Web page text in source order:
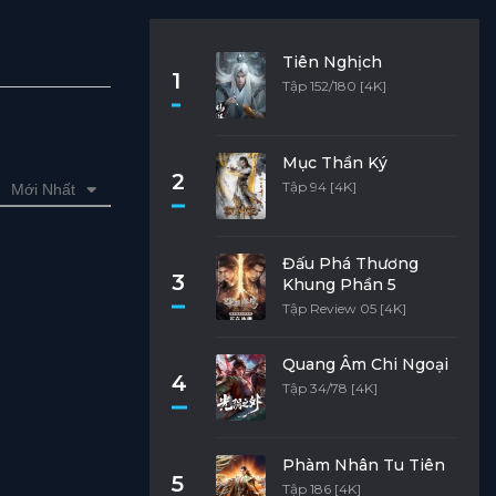
Mới Nhất
1
Tiên Nghịch
Tập 152/180 [4K]
2
Mục Thần Ký
Tập 94 [4K]
3
Đấu Phá Thương
Khung Phần 5
Tập Review 05 [4K]
4
Quang Âm Chi Ngoại
Tập 34/78 [4K]
5
Phàm Nhân Tu Tiên
Tập 186 [4K]